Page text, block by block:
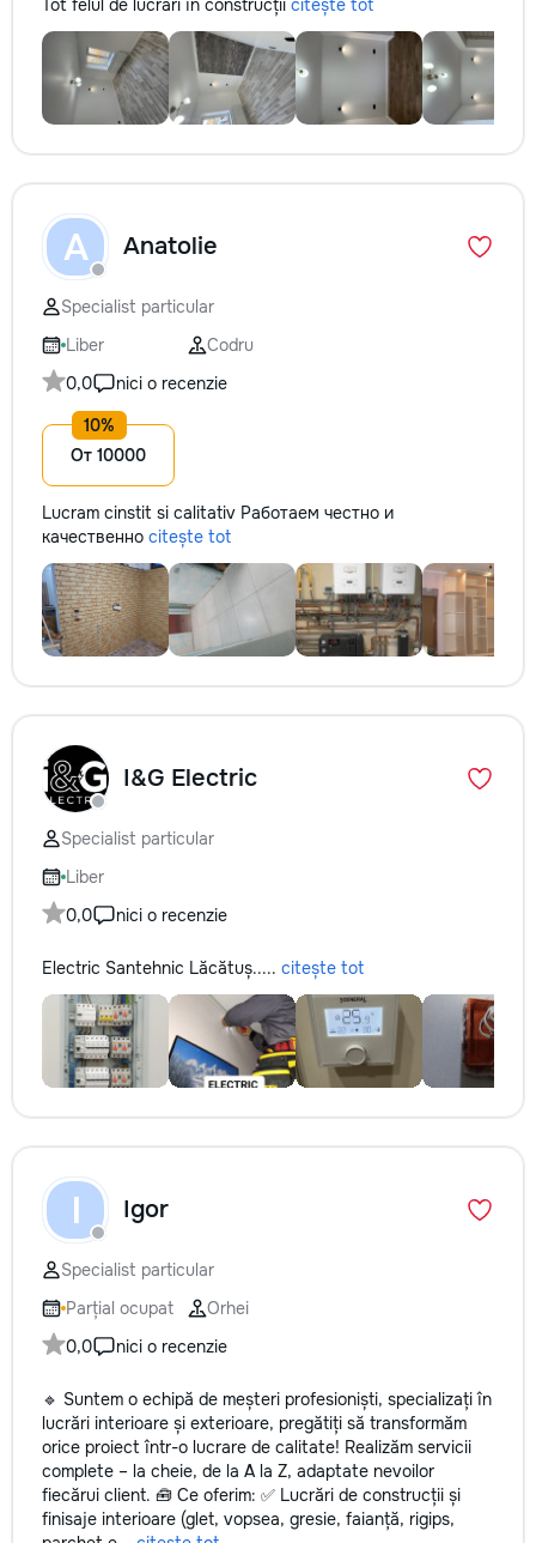
Tot felul de lucrari în construcții citește tot
A Anatolie
Specialist particular
Liber
Codru
0,0
nici o recenzie
От 10000
Lucram cinstit si calitativ Работаем честно и
качественно citește tot
I&G Electric
Specialist particular
Liber
0,0
nici o recenzie
Electric Santehnic Lăcătuș..... citește tot
I Igor
Specialist particular
Parțial ocupat
Orhei
0,0
nici o recenzie
🔹 Suntem o echipă de meșteri profesioniști, specializați în
lucrări interioare și exterioare, pregătiți să transformăm
orice proiect într-o lucrare de calitate! Realizăm servicii
complete – la cheie, de la A la Z, adaptate nevoilor
fiecărui client. 🧰 Ce oferim: ✅ Lucrări de construcții și
finisaje interioare (glet, vopsea, gresie, faianță, rigips,